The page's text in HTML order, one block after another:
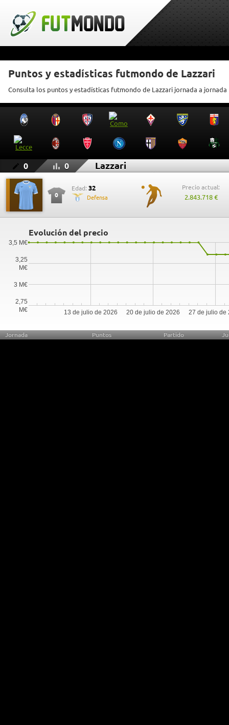
Puntos y estadísticas futmondo de Lazzari
Consulta los puntos y estadísticas futmondo de Lazzari jornada a jornada
0 0 Lazzari
0
Edad: 32
Defensa
Precio actual:
2.843.718 €
Evolución del precio
13 de julio de 2026 20 de julio de 2026 27 de julio de
2,75
M€
3 M€
3,25
M€
3,5 M€
Jornada Puntos Partido